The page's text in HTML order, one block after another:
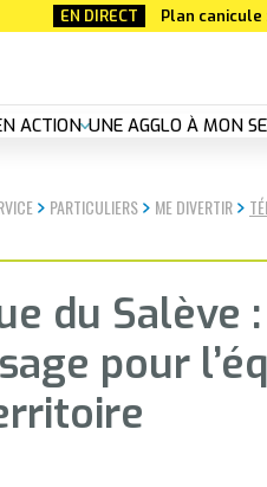
EN DIRECT Plan canicule
ACTION UNE AGGLO À MON
PARTICULIERS ME DIVERTIR
du Salève
pour